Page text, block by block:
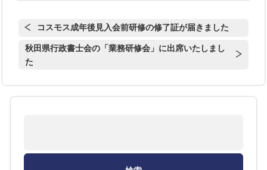
コスモス成年後見入会前研修の修了証が届きました
秋田県行政書士会の「業務研修会」に出席いたしまし
た